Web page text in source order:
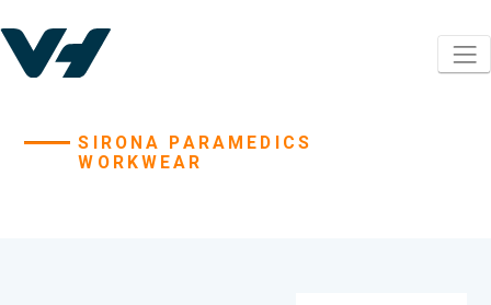
SIRONA PARAMEDICS
WORKWEAR